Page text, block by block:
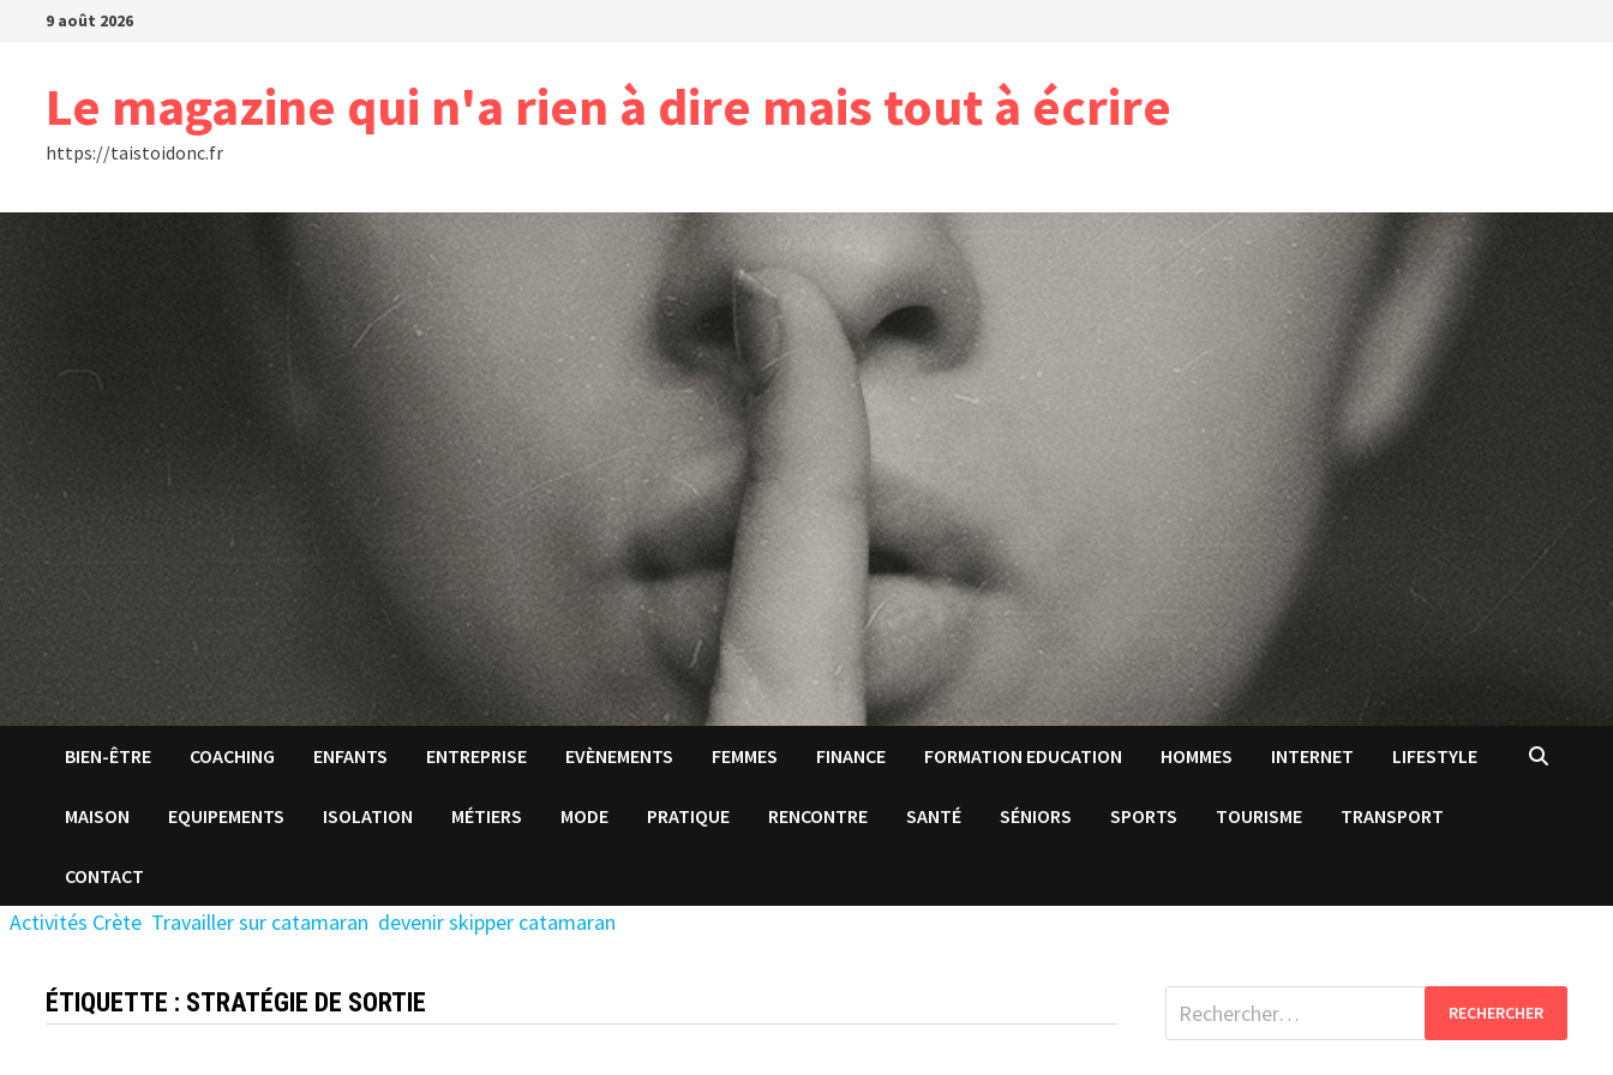
Passer9 août 2026
Le magazine qui n'a rien à dire mais tout à écrire
https://taistoidonc.fr
BIEN-ÊTRE COACHING ENFANTS ENTREPRISE EVÈNEMENTS FEMMES FINANCE FORMATION EDUCATION HOMMES INTERNET LIFESTYLE
MAISON EQUIPEMENTS ISOLATION MÉTIERS MODE PRATIQUE RENCONTRE SANTÉ SÉNIORS SPORTS TOURISME TRANSPORT
CONTACT
Activités Crète Travailler sur catamaran devenir skipper catamaran
ÉTIQUETTE : STRATÉGIE DE SORTIE Rechercher :